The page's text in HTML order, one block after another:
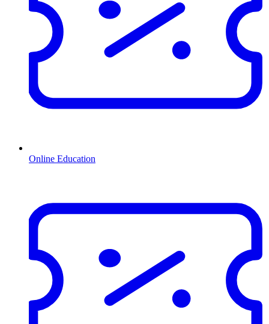
Online Education